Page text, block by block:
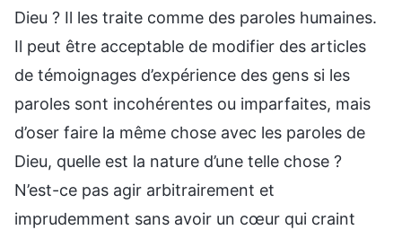
Dieu ? Il les traite comme des paroles humaines.
Il peut être acceptable de modifier des articles
de témoignages d’expérience des gens si les
paroles sont incohérentes ou imparfaites, mais
d’oser faire la même chose avec les paroles de
Dieu, quelle est la nature d’une telle chose ?
N’est-ce pas agir arbitrairement et
imprudemment sans avoir un cœur qui craint